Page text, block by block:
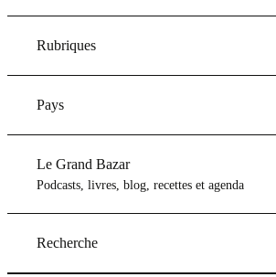
Rubriques
Pays
Le Grand Bazar
Podcasts, livres, blog, recettes et agenda
Recherche